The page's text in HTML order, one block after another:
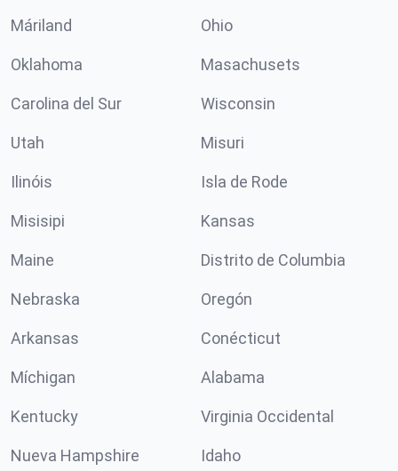
Máriland Ohio
Oklahoma Masachusets
Carolina del Sur Wisconsin
Utah Misuri
Ilinóis Isla de Rode
Misisipi Kansas
Maine Distrito de Columbia
Nebraska Oregón
Arkansas Conécticut
Míchigan Alabama
Kentucky Virginia Occidental
Nueva Hampshire Idaho